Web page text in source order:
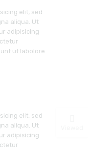
elit, sed
aliqua. Ut
adipisicing
ut labolore
elit, sed
aliqua. Ut
adipisicing